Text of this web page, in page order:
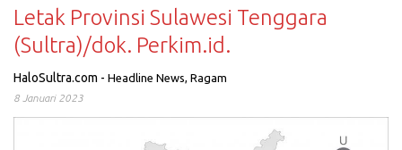
Letak Provinsi Sulawesi Tenggara
(Sultra)/dok. Perkim.id.
HaloSultra.com - Headline News, Ragam
8 Januari 2023